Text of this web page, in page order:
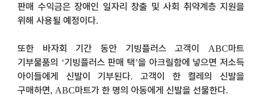
판매 수익금은 장애인 일자리 창출 및 사회 취약계층 지원을
위해 사용될 예정이다.
또한 바자회 기간 동안 기빙플러스 고객이 ABC마트
기부물품의 ‘기빙플러스 판매 택’을 아크릴함에 넣으면 저소득
아이들에게 신발이 기부된다.고객이 한 켤레의 신발을
구매하면, ABC마트가 한 명의 아동에게 신발을 선물한다.